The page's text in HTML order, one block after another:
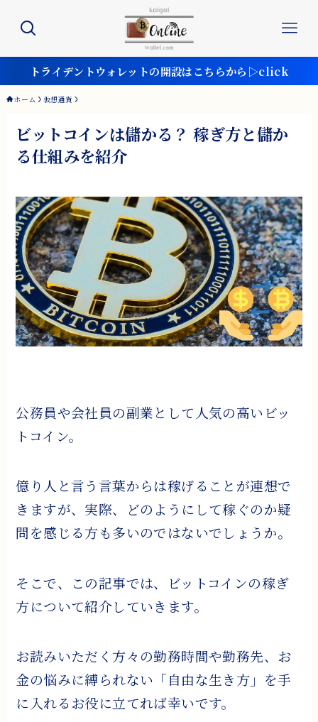
トライデントウォレットの開設はこちらから▷click
ホーム 仮想通貨
ビットコインは儲かる？ 稼ぎ方と儲か
る仕組みを紹介
公務員や会社員の副業として人気の高いビッ
トコイン。
億り人と言う言葉からは稼げることが連想で
きますが、実際、どのようにして稼ぐのか疑
問を感じる方も多いのではないでしょうか。
そこで、この記事では、ビットコインの稼ぎ
方について紹介していきます。
お読みいただく方々の勤務時間や勤務先、お
金の悩みに縛られない「自由な生き方」を手
に入れるお役に立てれば幸いです。